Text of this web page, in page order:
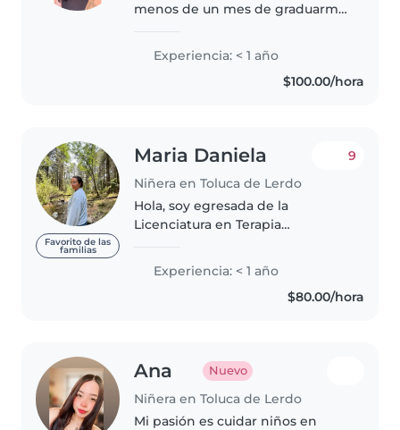
menos de un mes de graduarme.
siempre me han encantado los
niños y disfruto acompañarlos en
su desarrollo, brindándoles..
Experiencia: < 1 año
$100.00/hora
Favorito de las
familias
Maria Daniela
Niñera en Toluca de Lerdo
9
Hola, soy egresada de la
Licenciatura en Terapia
curso básico de primeros
auxilios, me gusta trabajas con
niños de todas las edades, tengo
Experiencia: < 1 año
$80.00/hora
Ana Nuevo
Niñera en Toluca de Lerdo
Mi pasión es cuidar niños en